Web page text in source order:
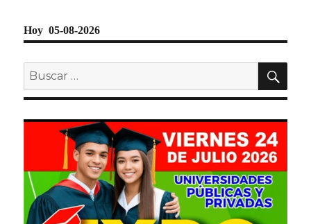
Hoy 05-08-2026
Buscar
por: